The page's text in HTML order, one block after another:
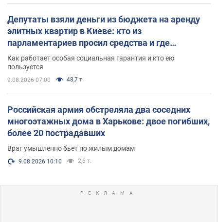
Депутаты взяли деньги из бюджета на аренду
элитных квартир в Киеве: кто из
парламентариев просил средства и где
поселился
Как работает особая социальная гарантия и кто ею
пользуется
9.08.2026 07:00 48,7 т.
Российская армия обстреляла два соседних
многоэтажных дома в Харькове: двое погибших,
более 20 пострадавших
Враг умышленно бьет по жилым домам
9.08.2026 10:10 2,6 т.